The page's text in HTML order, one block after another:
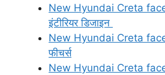
New Hyundai Creta
इंटीरियर डिजाइन
New Hyundai Creta
फीचर्स
New Hyundai Creta